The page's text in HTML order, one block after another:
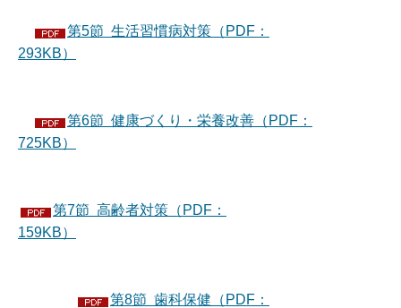
第5節 生活習慣病対策（PDF：
293KB）
第6節 健康づくり・栄養改善（PDF：
725KB）
第7節 高齢者対策（PDF：
159KB）
第8節 歯科保健（PDF：